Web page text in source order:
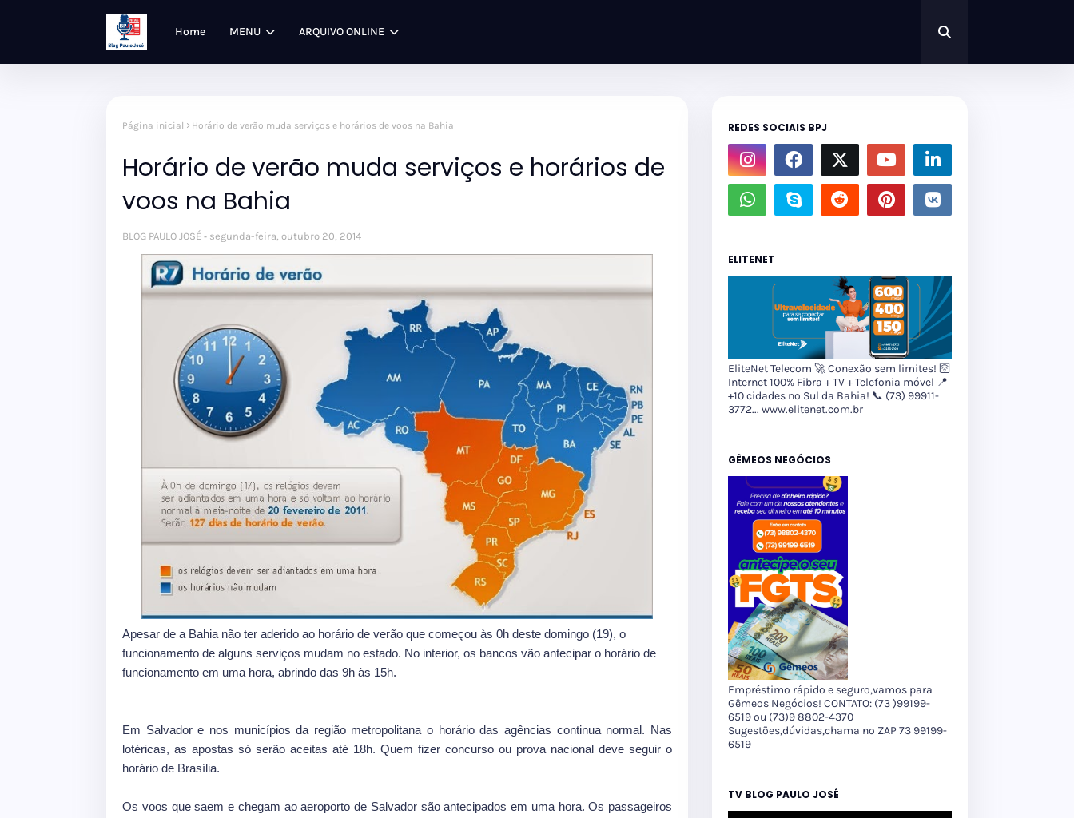
Home MENU ARQUIVO ONLINE
Página inicial Horário de verão muda serviços e horários de voos na Bahia
Horário de verão muda serviços e horários de
voos na Bahia
BLOG PAULO JOSÉ segunda-feira, outubro 20, 2014
Apesar de a Bahia não ter aderido ao horário de verão que começou às 0h deste domingo (19), o
funcionamento de alguns serviços mudam no estado. No interior, os bancos vão antecipar o horário de
funcionamento em uma hora, abrindo das 9h às 15h.
Em Salvador e nos municípios da região metropolitana o horário das agências continua normal. Nas
lotéricas, as apostas só serão aceitas até 18h. Quem fizer concurso ou prova nacional deve seguir o
horário de Brasília.
Os voos que saem e chegam ao aeroporto de Salvador são antecipados em uma hora. Os passageiros
REDES SOCIAIS BPJ
ELITENET
EliteNet Telecom 🚀 Conexão sem limites! 🛜
Internet 100% Fibra + TV + Telefonia móvel 📍
+10 cidades no Sul da Bahia! 📞 (73) 99911-
3772... www.elitenet.com.br
GÊMEOS NEGÓCIOS
Empréstimo rápido e seguro,vamos para
Gêmeos Negócios! CONTATO: (73 )99199-
6519 ou (73)9 8802-4370
Sugestões,dúvidas,chama no ZAP 73 99199-
6519
TV BLOG PAULO JOSÉ